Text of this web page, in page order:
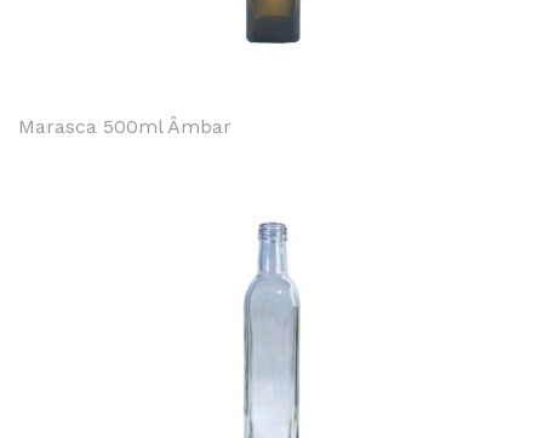
Marasca 500ml Âmbar